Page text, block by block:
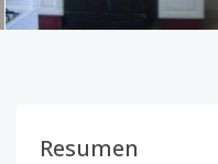
Resumen